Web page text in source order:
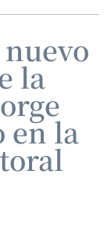
la
en la